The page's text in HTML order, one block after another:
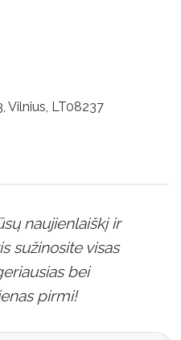
Vilnius, LT08237
naujienlaiškį ir
sužinosite visas
bei
pirmi!